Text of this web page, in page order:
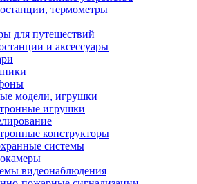
термометры
для путешествий
и аксессуары
модели, игрушки
игрушки
конструкторы
системы
видеонаблюдения